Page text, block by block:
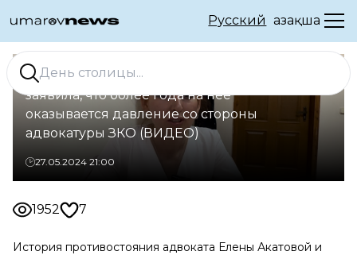
Русский Қазақша
В Уральске адвокат Елена Акатова
заявила, что более года на нее
оказывается давление со стороны
адвокатуры ЗКО (ВИДЕО)
27.05.2024 21:00
1952 7
История противостояния адвоката Елены Акатовой и